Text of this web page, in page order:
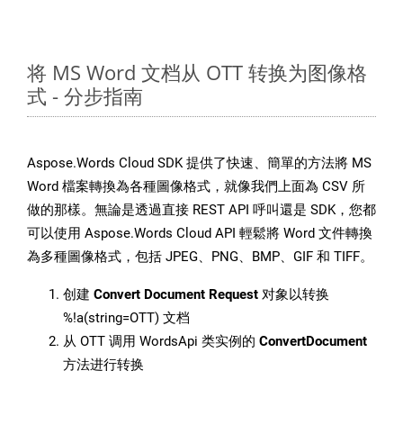
将 MS Word 文档从 OTT 转换为图像格
式 - 分步指南
Aspose.Words Cloud SDK 提供了快速、簡單的方法將 MS
Word 檔案轉換為各種圖像格式，就像我們上面為 CSV 所
做的那樣。無論是透過直接 REST API 呼叫還是 SDK，您都
可以使用 Aspose.Words Cloud API 輕鬆將 Word 文件轉換
為多種圖像格式，包括 JPEG、PNG、BMP、GIF 和 TIFF。
创建 Convert Document Request 对象以转换
%!a(string=OTT) 文档
从 OTT 调用 WordsApi 类实例的 ConvertDocument
方法进行转换